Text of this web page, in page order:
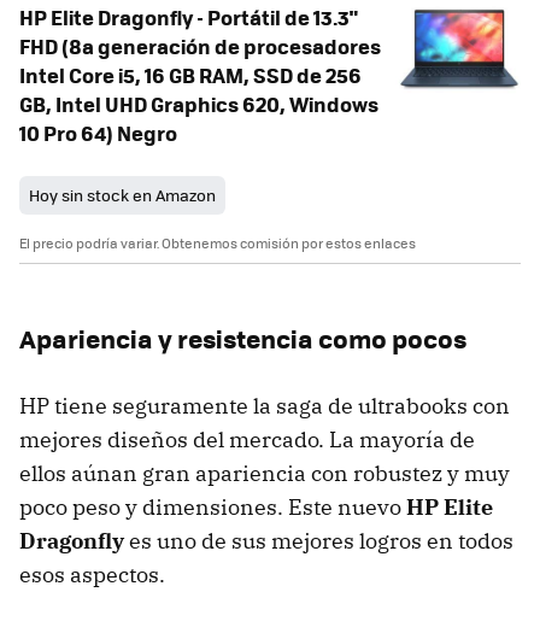
HP Elite Dragonfly - Portátil de 13.3"
FHD (8a generación de procesadores
Intel Core i5, 16 GB RAM, SSD de 256
GB, Intel UHD Graphics 620, Windows
10 Pro 64) Negro
Hoy sin stock en Amazon
El precio podría variar. Obtenemos comisión por estos enlaces
Apariencia y resistencia como pocos
HP tiene seguramente la saga de ultrabooks con
mejores diseños del mercado. La mayoría de
ellos aúnan gran apariencia con robustez y muy
poco peso y dimensiones. Este nuevoHP Elite
Dragonflyes uno de sus mejores logros en todos
esos aspectos.